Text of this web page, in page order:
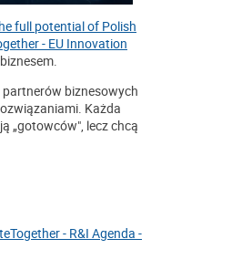
full potential of Polish
- EU Innovation
partnerów biznesowych
Każda
„gotowców", lecz chcą
- R&I Agenda -